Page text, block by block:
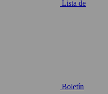
Lista de
Boletín